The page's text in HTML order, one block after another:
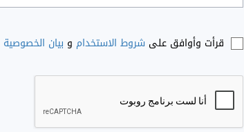
قرأت وأوافق على شروط الاستخدام و بيان الخصوصية